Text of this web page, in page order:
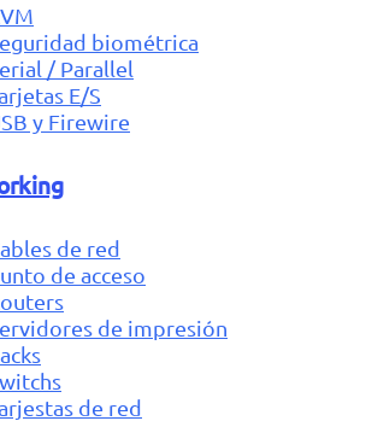
biométrica
/ Parallel
E/S
y Firewire
de red
de acceso
de impresión
de red